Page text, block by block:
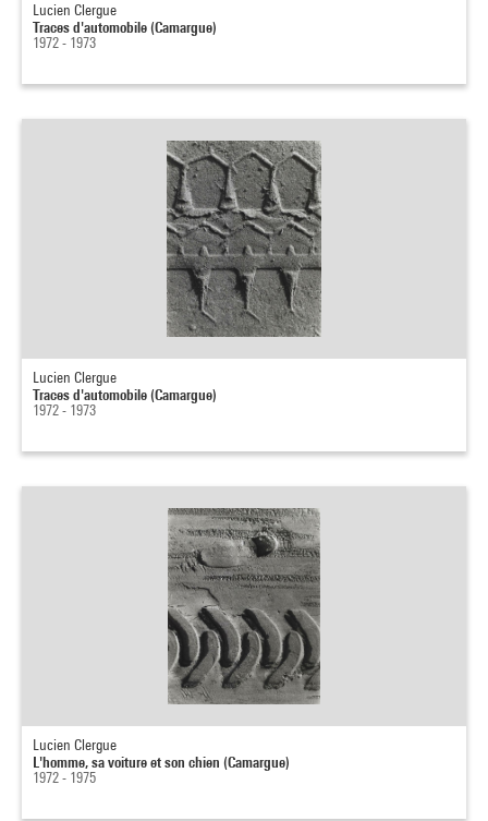
Lucien Clergue
Traces d'automobile (Camargue)
1972 - 1973
Lucien Clergue
Traces d'automobile (Camargue)
1972 - 1973
Lucien Clergue
L'homme, sa voiture et son chien (Camargue)
1972 - 1975